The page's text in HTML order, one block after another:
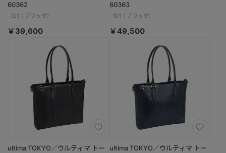
60362
（01：ブラック）
￥39,600
60363
（01：ブラック）
￥49,500
ultima TOKYO／ウルティマ トー
ultima TOKYO／ウルティマ トー